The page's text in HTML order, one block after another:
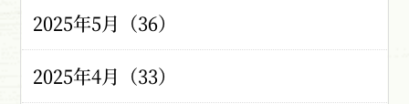
2025年5月（36）
2025年4月（33）